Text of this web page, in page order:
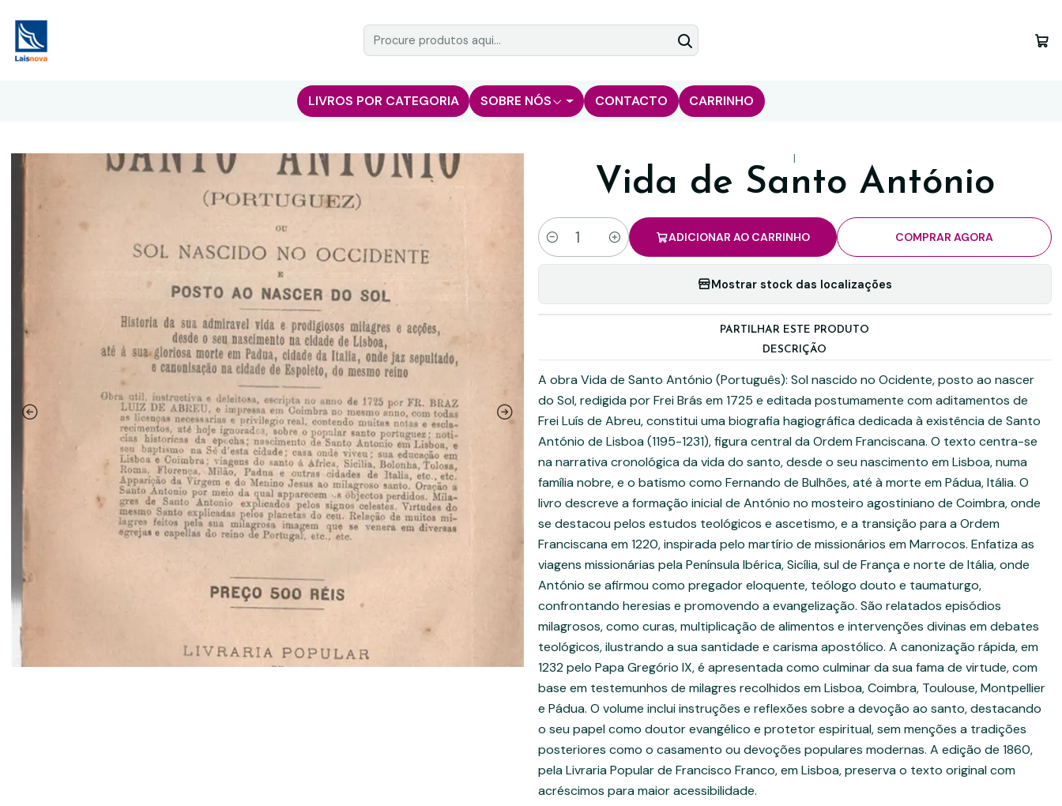
LIVROS POR CATEGORIA SOBRE NÓS CONTACTO CARRINHO
|
Vida de Santo António
Quantidade
ADICIONAR AO CARRINHO COMPRAR AGORA
Mostrar stock das localizações
PARTILHAR ESTE PRODUTO
DESCRIÇÃO
A obra Vida de Santo António (Português): Sol nascido no Ocidente, posto ao nascer
do Sol, redigida por Frei Brás em 1725 e editada postumamente com aditamentos de
Frei Luís de Abreu, constitui uma biografia hagiográfica dedicada à existência de Santo
António de Lisboa (1195-1231), figura central da Ordem Franciscana. O texto centra-se
na narrativa cronológica da vida do santo, desde o seu nascimento em Lisboa, numa
família nobre, e o batismo como Fernando de Bulhões, até à morte em Pádua, Itália. O
livro descreve a formação inicial de António no mosteiro agostiniano de Coimbra, onde
se destacou pelos estudos teológicos e ascetismo, e a transição para a Ordem
Franciscana em 1220, inspirada pelo martírio de missionários em Marrocos. Enfatiza as
viagens missionárias pela Península Ibérica, Sicília, sul de França e norte de Itália, onde
António se afirmou como pregador eloquente, teólogo douto e taumaturgo,
confrontando heresias e promovendo a evangelização. São relatados episódios
milagrosos, como curas, multiplicação de alimentos e intervenções divinas em debates
teológicos, ilustrando a sua santidade e carisma apostólico. A canonização rápida, em
1232 pelo Papa Gregório IX, é apresentada como culminar da sua fama de virtude, com
base em testemunhos de milagres recolhidos em Lisboa, Coimbra, Toulouse, Montpellier
e Pádua. O volume inclui instruções e reflexões sobre a devoção ao santo, destacando
o seu papel como doutor evangélico e protetor espiritual, sem menções a tradições
posteriores como o casamento ou devoções populares modernas. A edição de 1860,
pela Livraria Popular de Francisco Franco, em Lisboa, preserva o texto original com
acréscimos para maior acessibilidade.